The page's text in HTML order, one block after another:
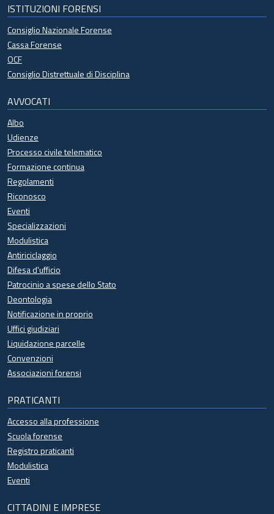
ISTITUZIONI FORENSI
Consiglio Nazionale Forense
Cassa Forense
OCF
Consiglio Distrettuale di Disciplina
AVVOCATI
Albo
Udienze
Processo civile telematico
Formazione continua
Regolamenti
Riconosco
Eventi
Specializzazioni
Modulistica
Antiriciclaggio
Difesa d'ufficio
Patrocinio a spese dello Stato
Deontologia
Notificazione in proprio
Uffici giudiziari
Liquidazione parcelle
Convenzioni
Associazioni forensi
PRATICANTI
Accesso alla professione
Scuola forense
Registro praticanti
Modulistica
Eventi
CITTADINI E IMPRESE